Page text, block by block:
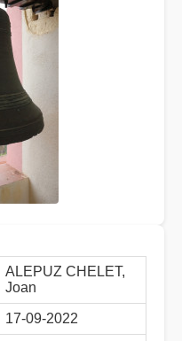
ALEPUZ CHELET,
Joan
17-09-2022